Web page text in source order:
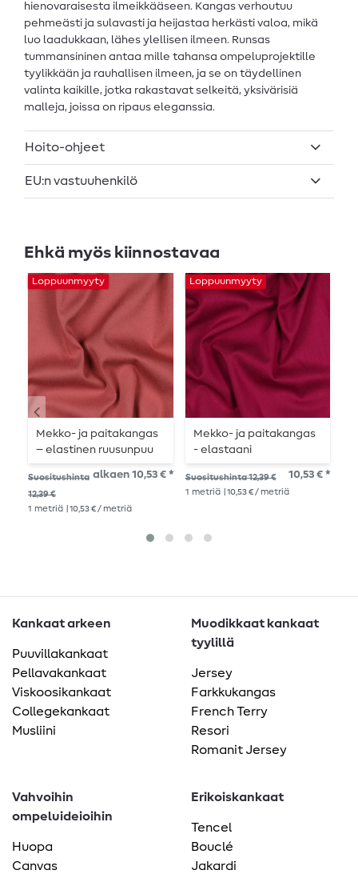
hienovaraisesta ilmeikkääseen. Kangas verhoutuu
pehmeästi ja sulavasti ja heijastaa herkästi valoa, mikä
luo laadukkaan, lähes ylellisen ilmeen. Runsas
tummansininen antaa mille tahansa ompeluprojektille
tyylikkään ja rauhallisen ilmeen, ja se on täydellinen
valinta kaikille, jotka rakastavat selkeitä, yksivärisiä
malleja, joissa on ripaus eleganssia.
Hoito-ohjeet
EU:n vastuuhenkilö
Ehkä myös kiinnostavaa
Loppuunmyyty
Mekko- ja paitakangas
– elastinen ruusunpuu
Suositushinta
12,39 €
alkaen 10,53 € *
1 metriä | 10,53 € / metriä
Loppuunmyyty
Mekko- ja paitakangas
- elastaani
viininpunainen
Suositushinta 12,39 € 10,53 € *
1 metriä | 10,53 € / metriä
Kankaat arkeen
Puuvillakankaat
Pellavakankaat
Viskoosikankaat
Collegekankaat
Musliini
Muodikkaat kankaat
tyylillä
Jersey
Farkkukangas
French Terry
Resori
Romanit Jersey
Vahvoihin
ompeluideioihin
Huopa
Canvas
Erikoiskankaat
Tencel
Bouclé
Jakardi